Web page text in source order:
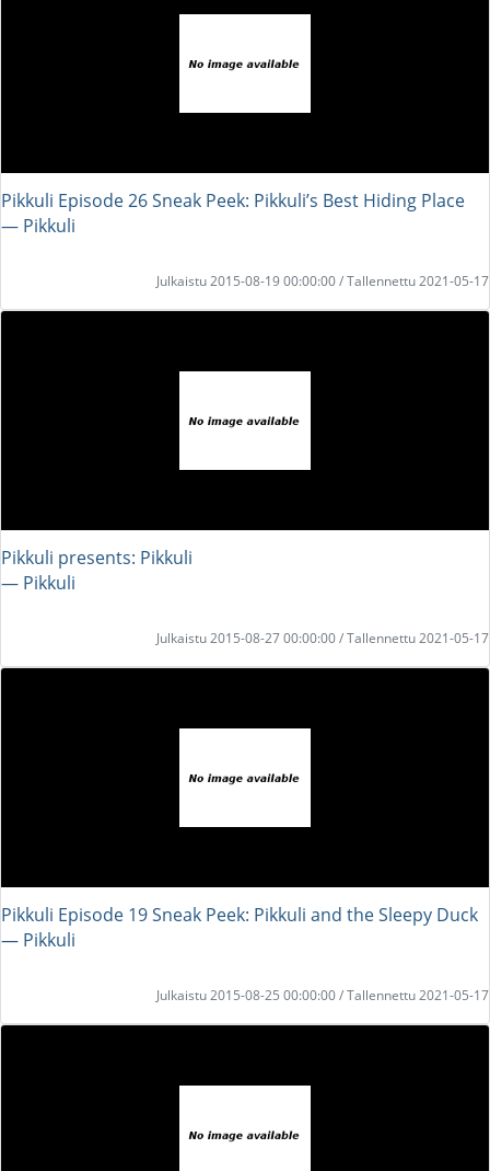
Pikkuli Episode 26 Sneak Peek: Pikkuli’s Best Hiding Place
― Pikkuli
Julkaistu 2015-08-19 00:00:00 / Tallennettu 2021-05-17
Pikkuli presents: Pikkuli
― Pikkuli
Julkaistu 2015-08-27 00:00:00 / Tallennettu 2021-05-17
Pikkuli Episode 19 Sneak Peek: Pikkuli and the Sleepy Duck
― Pikkuli
Julkaistu 2015-08-25 00:00:00 / Tallennettu 2021-05-17